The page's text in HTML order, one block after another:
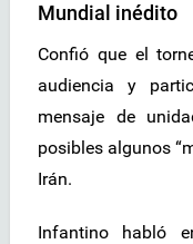
Mundial inédito
Confió que el
audiencia y
mensaje de
posibles algunos
Irán.
Infantino habló